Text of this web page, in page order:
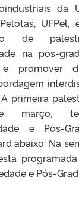
da
UFPel,
de
na pós-
promover
primeira
março,
e Pós-
abaixo: Na
e Pós-